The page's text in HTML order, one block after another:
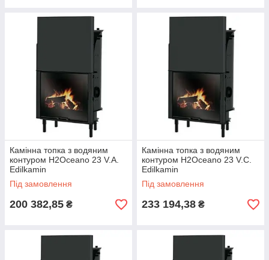
Камінна топка з водяним
контуром H2Oceano 23 V.A.
Edilkamin
Під замовлення
200 382,85 ₴
Камінна топка з водяним
контуром H2Oceano 23 V.C.
Edilkamin
Під замовлення
233 194,38 ₴